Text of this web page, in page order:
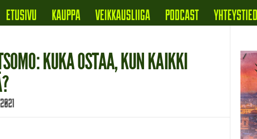
ETUSIVU KAUPPA VEIKKAUSLIIGA PODCAST
KUKA OSTAA, KUN KAIKKI